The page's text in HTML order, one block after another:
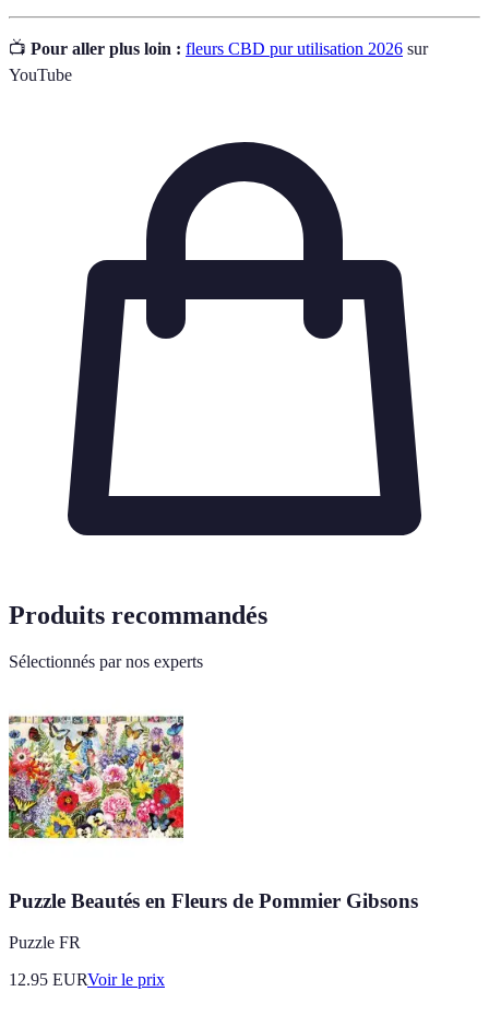
📺 Pour aller plus loin : fleurs CBD pur utilisation 2026 sur
YouTube
Produits recommandés
Sélectionnés par nos experts
Puzzle Beautés en Fleurs de Pommier Gibsons
Puzzle FR
12.95 EURVoir le prix